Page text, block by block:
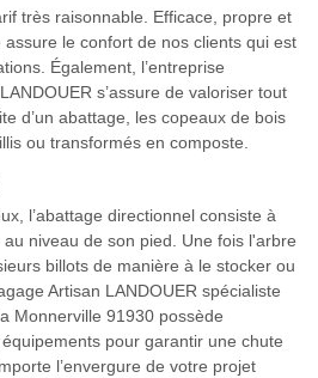
très raisonnable. Efficace, propre et
le confort de nos clients qui est
Également, l’entreprise
s’assure de valoriser tout
d’un abattage, les copeaux de bois
ou transformés en composte.
l’abattage directionnel consiste à
niveau de son pied. Une fois l'arbre
billots de manière à le stocker ou
Artisan LANDOUER spécialiste
Monnerville 91930 possède
pour garantir une chute
l’envergure de votre projet